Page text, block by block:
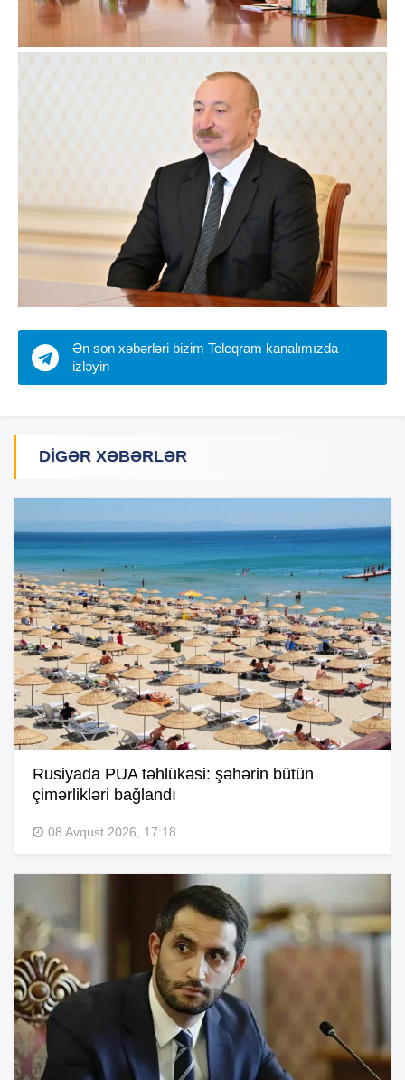
Ən son xəbərləri bizim Teleqram kanalımızda
izləyin
DIGƏR XƏBƏRLƏR
Rusiyada PUA təhlükəsi: şəhərin bütün
çimərlikləri bağlandı
08 Avqust 2026, 17:18